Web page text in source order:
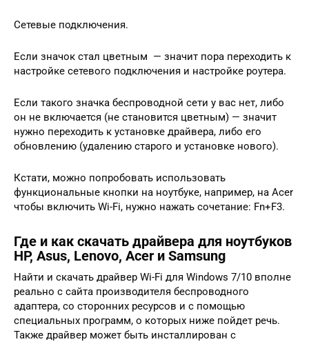
Сетевые подключения.
Если значок стал цветным — значит пора переходить к
настройке сетевого подключения и настройке роутера.
Если такого значка беспроводной сети у вас нет, либо
он не включается (не становится цветным) — значит
нужно переходить к установке драйвера, либо его
обновлению (удалению старого и установке нового).
Кстати, можно попробовать использовать
функциональные кнопки на ноутбуке, например, на Acer
чтобы включить Wi-Fi, нужно нажать сочетание: Fn+F3.
Где и как скачать драйвера для ноутбуков
HP, Asus, Lenovo, Acer и Samsung
Найти и скачать драйвер Wi-Fi для Windows 7/10 вполне
реально с сайта производителя беспроводного
адаптера, со сторонних ресурсов и с помощью
специальных программ, о которых ниже пойдет речь.
Также драйвер может быть инсталлирован с